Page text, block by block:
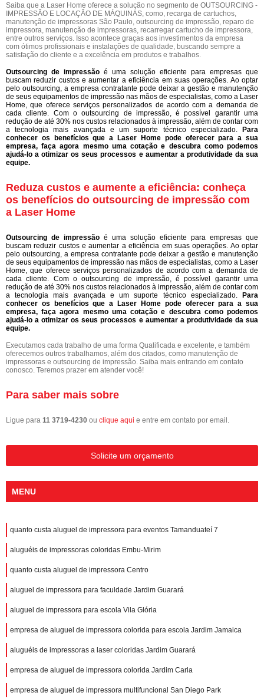
Saiba que a Laser Home oferece a solução no segmento de OUTSOURCING -
IMPRESSÃO E LOCAÇÃO DE MÁQUINAS, como, recarga de cartuchos,
manutenção de impressoras São Paulo, outsourcing de impressão, reparo de
impressora, manutenção de impressoras, recarregar cartucho de impressora,
entre outros serviços. Isso acontece graças aos investimentos da empresa
com ótimos profissionais e instalações de qualidade, buscando sempre a
satisfação do cliente e a excelência em produtos e trabalhos.
Outsourcing de impressão é uma solução eficiente para empresas que
buscam reduzir custos e aumentar a eficiência em suas operações. Ao optar
pelo outsourcing, a empresa contratante pode deixar a gestão e manutenção
de seus equipamentos de impressão nas mãos de especialistas, como a Laser
Home, que oferece serviços personalizados de acordo com a demanda de
cada cliente. Com o outsourcing de impressão, é possível garantir uma
redução de até 30% nos custos relacionados à impressão, além de contar com
a tecnologia mais avançada e um suporte técnico especializado. Para
conhecer os benefícios que a Laser Home pode oferecer para a sua
empresa, faça agora mesmo uma cotação e descubra como podemos
ajudá-lo a otimizar os seus processos e aumentar a produtividade da sua
equipe.
Reduza custos e aumente a eficiência: conheça
os benefícios do outsourcing de impressão com
a Laser Home
Outsourcing de impressão é uma solução eficiente para empresas que
buscam reduzir custos e aumentar a eficiência em suas operações. Ao optar
pelo outsourcing, a empresa contratante pode deixar a gestão e manutenção
de seus equipamentos de impressão nas mãos de especialistas, como a Laser
Home, que oferece serviços personalizados de acordo com a demanda de
cada cliente. Com o outsourcing de impressão, é possível garantir uma
redução de até 30% nos custos relacionados à impressão, além de contar com
a tecnologia mais avançada e um suporte técnico especializado. Para
conhecer os benefícios que a Laser Home pode oferecer para a sua
empresa, faça agora mesmo uma cotação e descubra como podemos
ajudá-lo a otimizar os seus processos e aumentar a produtividade da sua
equipe.
Executamos cada trabalho de uma forma Qualificada e excelente, e também
oferecemos outros trabalhamos, além dos citados, como manutenção de
impressoras e outsourcing de impressão. Saiba mais entrando em contato
conosco. Teremos prazer em atender você!
Para saber mais sobre
Ligue para 11 3719-4230 ou clique aqui e entre em contato por email.
Solicite um orçamento
MENU
quanto custa aluguel de impressora para eventos Tamanduateí 7
aluguéis de impressoras coloridas Embu-Mirim
quanto custa aluguel de impressora Centro
aluguel de impressora para faculdade Jardim Guarará
aluguel de impressora para escola Vila Glória
empresa de aluguel de impressora colorida para escola Jardim Jamaica
aluguéis de impressoras a laser coloridas Jardim Guarará
empresa de aluguel de impressora colorida Jardim Carla
empresa de aluguel de impressora multifuncional San Diego Park